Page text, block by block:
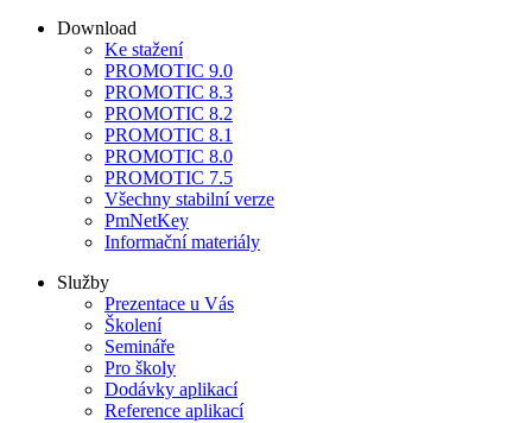
Download
Ke stažení
PROMOTIC 9.0
PROMOTIC 8.3
PROMOTIC 8.2
PROMOTIC 8.1
PROMOTIC 8.0
PROMOTIC 7.5
Všechny stabilní verze
PmNetKey
Informační materiály
Služby
Prezentace u Vás
Školení
Semináře
Pro školy
Dodávky aplikací
Reference aplikací